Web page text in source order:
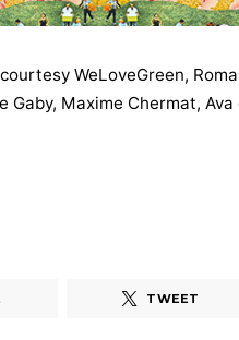
WeLoveGreen,
Gaby, Maxime Chermat, Ava
TWEET